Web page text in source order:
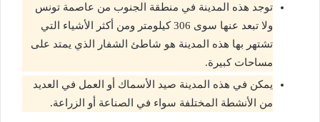
توجد هذه المدينة في منطقة الجنوب من عاصمة تونس
ولا تبعد عنها سوى 306 كيلومتر ومن أكثر الأشياء التي
تشتهر بها هذه المدينة هو شاطئ الشفار الذي يمتد على
مساحات كبيرة.
يمكن في هذه المدينة صيد الأسماك أو العمل في العديد
من الأنشطة المختلفة سواء في الصناعة أو الزراعة.